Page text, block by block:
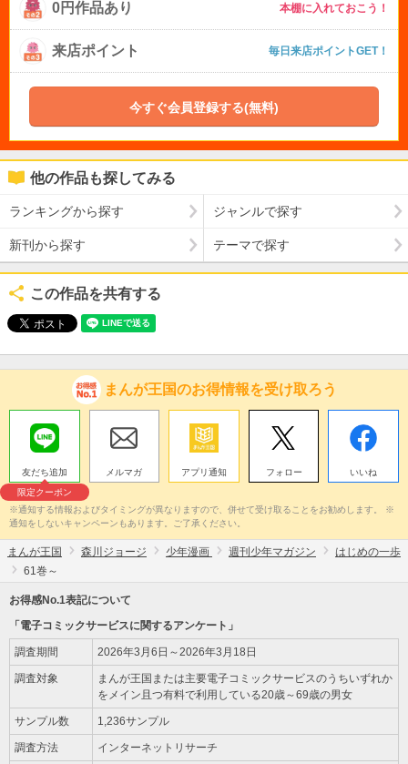
0円作品あり 本棚に入れておこう！
来店ポイント 毎日来店ポイントGET！
今すぐ会員登録する(無料)
他の作品も探してみる
ランキングから探す ジャンルで探す
新刊から探す テーマで探す
この作品を共有する
まんが王国のお得情報を受け取ろう
友だち追加
限定クーポン
メルマガ アプリ通知 フォロー いいね
※通知する情報およびタイミングが異なりますので、併せて受け取ることをお勧めします。 ※
通知をしないキャンペーンもあります。ご了承ください。
まんが王国 森川ジョージ 少年漫画 週刊少年マガジン
はじめの一歩
61巻～
お得感No.1表記について
「電子コミックサービスに関するアンケート」
調査期間 2026年3月6日～2026年3月18日
調査対象
まんが王国または主要電子コミックサービスのうちいずれか
をメイン且つ有料で利用している20歳～69歳の男女
サンプル数 1,236サンプル
調査方法 インターネットリサーチ